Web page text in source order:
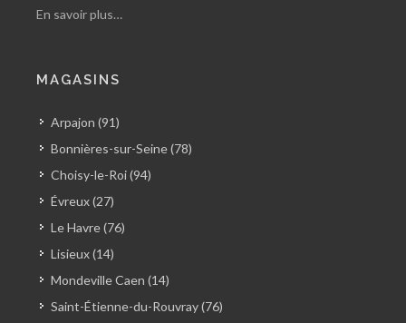
En savoir plus…
MAGASINS
Arpajon (91)
Bonnières-sur-Seine (78)
Choisy-le-Roi (94)
Évreux (27)
Le Havre (76)
Lisieux (14)
Mondeville Caen (14)
Saint-Étienne-du-Rouvray (76)